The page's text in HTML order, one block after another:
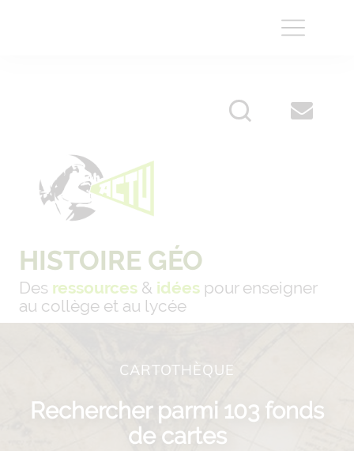
HISTOIRE GÉO
Des ressources& idéespour enseigner
au collège et au lycée
CARTOTHÈQUE
Rechercher parmi 103 fonds
de cartes